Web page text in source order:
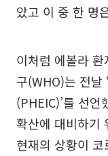
았고 이 중 한 명
이처럼 에볼라
구(WHO)는 전날
(PHEIC)’를 선
확산에 대비하기
현재의 상황이